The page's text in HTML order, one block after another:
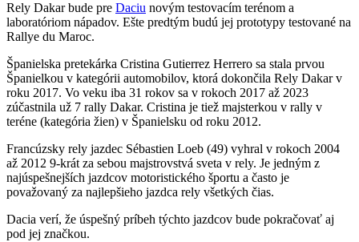
Rely Dakar bude pre Daciu novým testovacím terénom a
laboratóriom nápadov. Ešte predtým budú jej prototypy testované na
Rallye du Maroc.
Španielska pretekárka Cristina Gutierrez Herrero sa stala prvou
Španielkou v kategórii automobilov, ktorá dokončila Rely Dakar v
roku 2017. Vo veku iba 31 rokov sa v rokoch 2017 až 2023
zúčastnila už 7 rally Dakar. Cristina je tiež majsterkou v rally v
teréne (kategória žien) v Španielsku od roku 2012.
Francúzsky rely jazdec Sébastien Loeb (49) vyhral v rokoch 2004
až 2012 9-krát za sebou majstrovstvá sveta v rely. Je jedným z
najúspešnejších jazdcov motoristického športu a často je
považovaný za najlepšieho jazdca rely všetkých čias.
Dacia verí, že úspešný príbeh týchto jazdcov bude pokračovať aj
pod jej značkou.